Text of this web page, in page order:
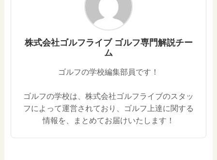
株式会社ゴルフライブ ゴルフ専門解説チー
ム
ゴルフの学校編集部員です！
ゴルフの学校は、株式会社ゴルフライブのスタッ
フによって運営されており、ゴルフ上達に関する
情報を、まとめてお届けいたします！